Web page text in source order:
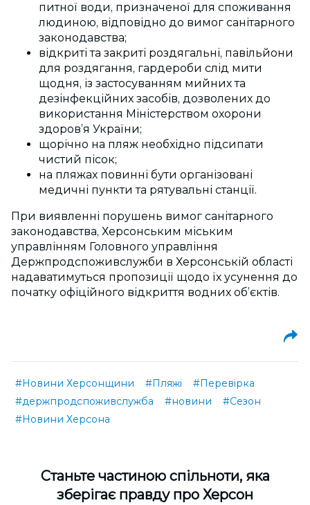
питної води, призначеної для споживання
людиною, відповідно до вимог санітарного
законодавства;
відкриті та закриті роздягальні, павільйони
для роздягання, гардероби слід мити
щодня, із застосуванням мийних та
дезінфекційних засобів, дозволених до
використання Міністерством охорони
здоров’я України;
щорічно на пляж необхідно підсипати
чистий пісок;
на пляжах повинні бути організовані
медичні пункти та рятувальні станції.
При виявленні порушень вимог санітарного
законодавства, Херсонським міським
управлінням Головного управління
Держпродспоживслужби в Херсонській області
надаватимуться пропозиції щодо їх усунення до
початку офіційного відкриття водних об’єктів.
#Новини Херсонщини #Пляжі
#Перевірка
#держпродспоживслужба
#новини
#Сезон
#Новини Херсона
Cтаньте частиною спільноти, яка
зберігає правду про Херсон